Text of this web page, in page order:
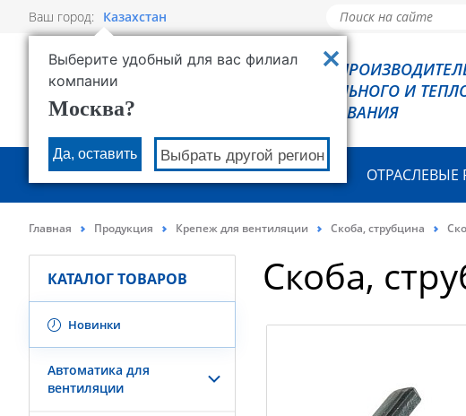
Ваш город: Казахстан
Выберите удобный для вас филиал
компании
Москва?
Да, оставить Выбрать другой регион
РОВЕН -
ХОЛОДИЛЬНОГО И
ОБОРУДОВАНИЯ
О КОМПАНИИ ПРОДУКЦИЯ
Главная Продукция Крепеж для вентиляции Скоба, струбцина
КАТАЛОГ ТОВАРОВ
Новинки
Автоматика для
вентиляции
Скоба,